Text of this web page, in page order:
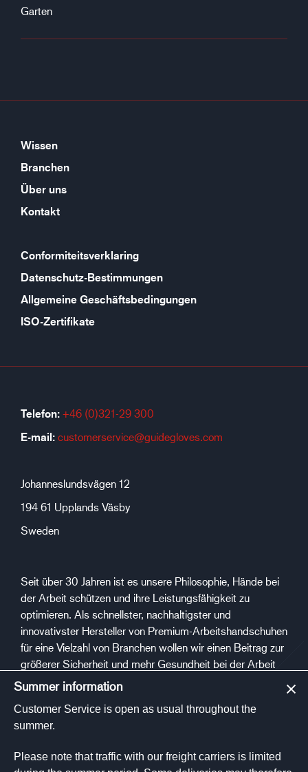
Garten
Wissen
Branchen
Über uns
Kontakt
Conformiteitsverklaring
Datenschutz-Bestimmungen
Allgemeine Geschäftsbedingungen
ISO-Zertifikate
Telefon: +46 (0)321-29 300
E-mail: customerservice@guidegloves.com
Johanneslundsvägen 12
194 61 Upplands Väsby
Sweden
Seit über 30 Jahren ist es unsere Philosophie, Hände bei
der Arbeit schützen und ihre Leistungsfähigkeit zu
optimieren. Als schnellster, nachhaltigster und
innovativster Hersteller von Premium-Arbeitshandschuhen
für eine Vielzahl von Branchen wollen wir einen Beitrag zur
größerer Sicherheit und mehr Gesundheit bei der Arbeit
leisten.
Sozialen Medien
Summer information
Customer Service is open as usual throughout the
summer.
Please note that traffic with our freight carriers is limited